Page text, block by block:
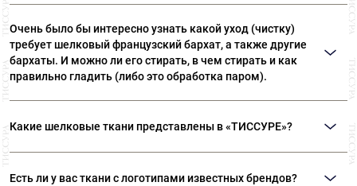
пальтовых тканей из 100% кашемира, произведенных
компаниями: Dormeuil (Франция) Agnona (Италия) Luigi
Colombo (Италия) Holland & Sherry (Великобритания)
Очень было бы интересно узнать какой уход (чистку)
требует шелковый французский бархат, а также другие
бархаты. И можно ли его стирать, в чем стирать и как
правильно гладить (либо это обработка паром).
— это целый ритуал. Вы можете положить бархат
ворсом на махровое полотенце или вывернуть вещь
наизнанку, сложив ворс к ворсу. Утюгом не давите,
Какие шелковые ткани представлены в «ТИССУРЕ»?
Атлас, различные виды крепов, шифон, муслин, органзу,
Есть ли у вас ткани с логотипами известных брендов?